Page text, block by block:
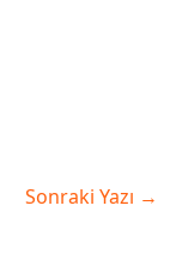
Sonraki Yazı →